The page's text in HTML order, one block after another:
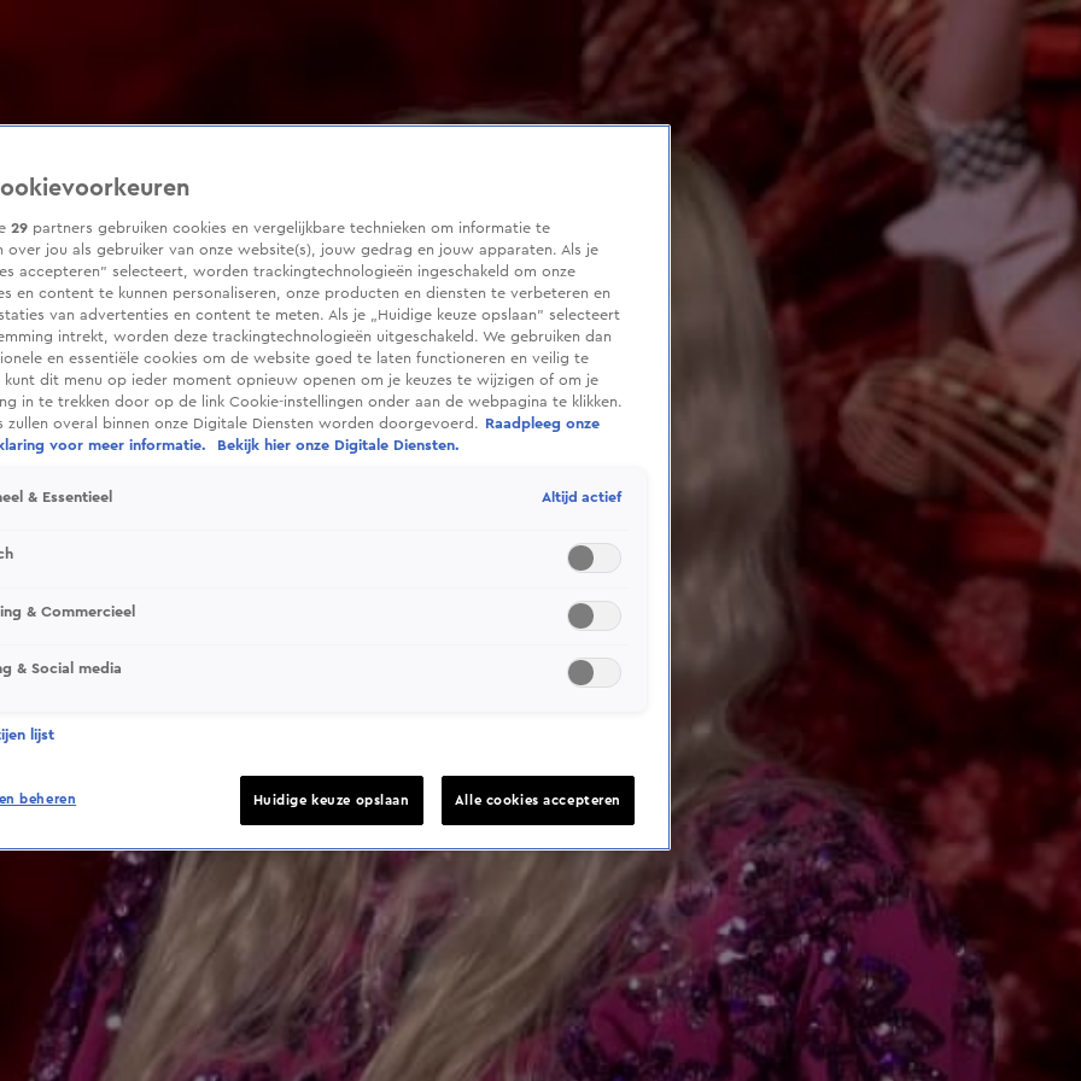
29 partners gebruiken cookies en vergelijkbare technieken om informatie te
over jou als gebruiker van onze website(s), jouw gedrag en jouw apparaten. Als je
accepteren” selecteert, worden trackingtechnologieën ingeschakeld om onze
en content te kunnen personaliseren, onze producten en diensten te verbeteren en
van advertenties en content te meten. Als je „Huidige keuze opslaan” selecteert
intrekt, worden deze trackingtechnologieën uitgeschakeld. We gebruiken dan
en essentiële cookies om de website goed te laten functioneren en veilig te
kunt dit menu op ieder moment opnieuw openen om je keuzes te wijzigen of om je
in te trekken door op de link Cookie-instellingen onder aan de webpagina te klikken.
zullen overal binnen onze Digitale Diensten worden doorgevoerd.
Raadpleeg onze
voor meer informatie.
Bekijk hier onze Digitale Diensten.
& Essentieel Altijd actief
& Commercieel
& Social media
lijst
beheren Huidige keuze opslaan Alle cookies accepteren